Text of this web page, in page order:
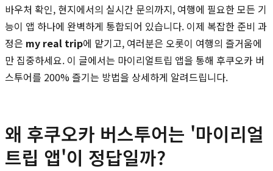
바우처 확인, 현지에서의 실시간 문의까지, 여행에 필요한 모든 기
능이 앱 하나에 완벽하게 통합되어 있습니다. 이제 복잡한 준비 과
정은 my real trip에 맡기고, 여러분은 오롯이 여행의 즐거움에
만 집중하세요. 이 글에서는 마이리얼트립 앱을 통해 후쿠오카 버
스투어를 200% 즐기는 방법을 상세하게 알려드립니다.
왜 후쿠오카 버스투어는 '마이리얼
트립 앱'이 정답일까?